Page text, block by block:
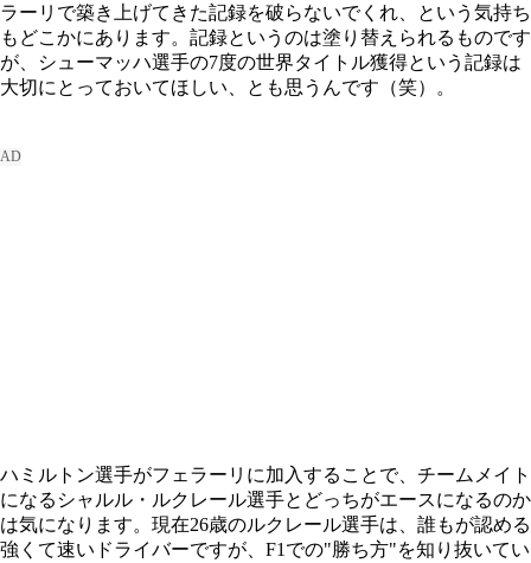
ラーリで築き上げてきた記録を破らないでくれ、という気持ち
もどこかにあります。記録というのは塗り替えられるものです
が、シューマッハ選手の7度の世界タイトル獲得という記録は
大切にとっておいてほしい、とも思うんです（笑）。
ハミルトン選手がフェラーリに加入することで、チームメイト
になるシャルル・ルクレール選手とどっちがエースになるのか
は気になります。現在26歳のルクレール選手は、誰もが認める
強くて速いドライバーですが、F1での"勝ち方"を知り抜いてい